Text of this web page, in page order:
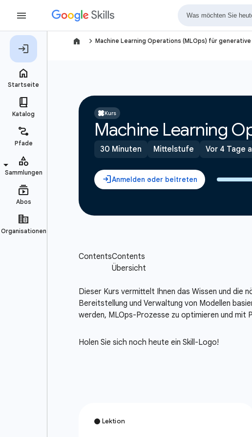
navigate_next Machine Learning Operations (MLOps) für generative
Kurs
Machine Learning
30 Minuten Mittelstufe Vor 4 Tage
Dieser Kurs vermittelt Ihnen das Wissen und die
Bereitstellung und Verwaltung von Modellen
werden, MLOps-Prozesse zu optimieren und mit
Holen Sie sich noch heute ein Skill-Logo!